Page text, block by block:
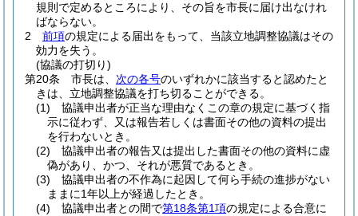
規則で定めるところにより、その旨を市長に届け出なけれ
ばならない。
2
前項の規定による届出をもって、当該立地調整協議はその
効力を失う。
(協議の打切り)
第20条
市長は、 次の各号のいずれかに該当すると認めたと
きは、立地調整協議を打ち切ることができる。
(1)
協議申出者が正当な理由なくこの章の規定に基づく指
示に従わず、又は報告若しくは書面その他の資料の提出
を行わないとき。
(2)
協議申出者の報告又は提出した書面その他の資料に虚
偽があり、かつ、それが悪質であるとき。
(3)
協議申出者の不作為に起因して何ら手続の進捗がない
ままに1年以上が経過したとき。
(4)
協議申出者との間で第18条第1項の規定による合意に